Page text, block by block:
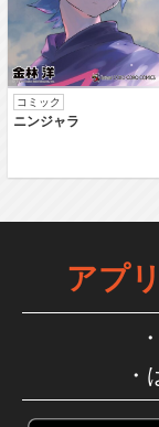
コミック
ニンジャラ
アプ